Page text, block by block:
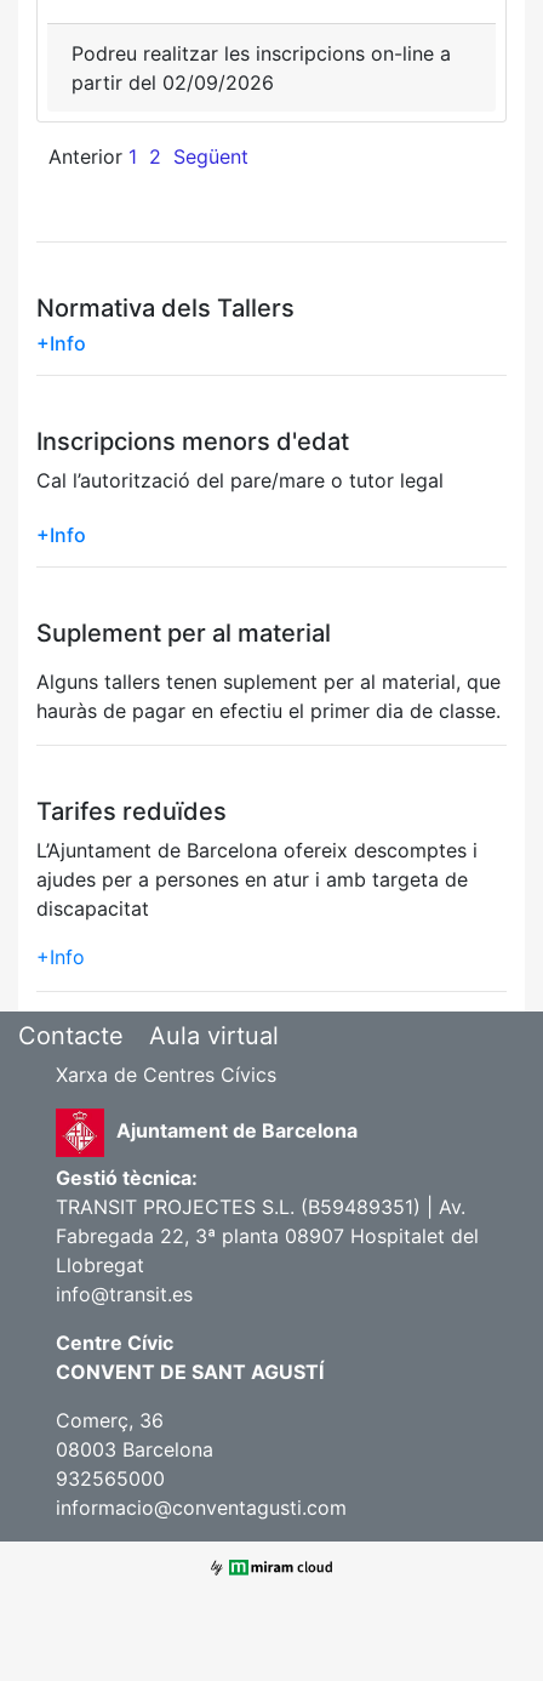
Podreu realitzar les inscripcions on-line a
partir del 02/09/2026
Anterior 1 2 Següent
Normativa dels Tallers
+Info
Inscripcions menors d'edat
Cal l’autorització del pare/mare o tutor legal
+Info
Suplement per al material
Alguns tallers tenen suplement per al material, que
hauràs de pagar en efectiu el primer dia de classe.
Tarifes reduïdes
L’Ajuntament de Barcelona ofereix descomptes i
ajudes per a persones en atur i amb targeta de
discapacitat
+Info
Contacte Aula virtual
Xarxa de Centres Cívics
Ajuntament de Barcelona
Gestió tècnica:
TRANSIT PROJECTES S.L. (B59489351) | Av.
Fabregada 22, 3ª planta 08907 Hospitalet del
Llobregat
info@transit.es
Centre Cívic
CONVENT DE SANT AGUSTÍ
Comerç, 36
08003 Barcelona
932565000
informacio@conventagusti.com